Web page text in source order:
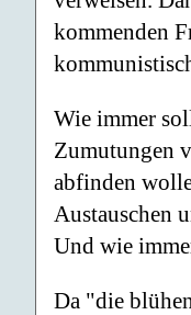
kommenden
Wie immer
Zumutungen
abfinden
Austauschen
Und wie
Da "die